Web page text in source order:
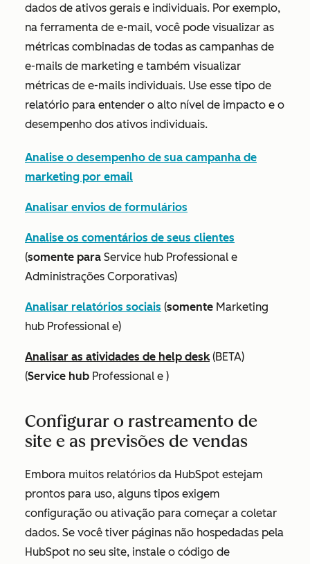
dados de ativos gerais e individuais. Por exemplo,
na ferramenta de e-mail, você pode visualizar as
métricas combinadas de todas as campanhas de
e-mails de marketing e também visualizar
métricas de e-mails individuais. Use esse tipo de
relatório para entender o alto nível de impacto e o
desempenho dos ativos individuais.
Analise o desempenho de sua campanha de
marketing por email
Analisar envios de formulários
Analise os comentários de seus clientes
(somente para Service hub Professional e
Administrações Corporativas)
Analisar relatórios sociais (somente Marketing
hub Professional e)
Analisar as atividades de help desk(BETA)
(Service hub Professional e )
Configurar o rastreamento de
site e as previsões de vendas
Embora muitos relatórios da HubSpot estejam
prontos para uso, alguns tipos exigem
configuração ou ativação para começar a coletar
dados. Se você tiver páginas não hospedadas pela
HubSpot no seu site, instale o código de